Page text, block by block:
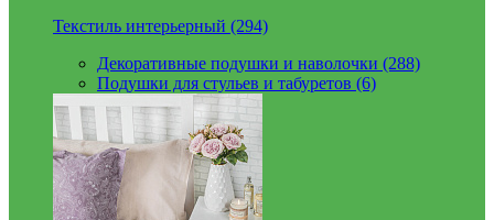
Текстиль интерьерный (294)
Декоративные подушки и наволочки (288)
Подушки для стульев и табуретов (6)